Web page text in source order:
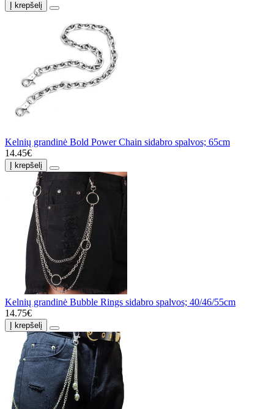
Į krepšelį
Kelnių grandinė Bold Power Chain sidabro spalvos; 65cm
14.45€
Į krepšelį
Kelnių grandinė Bubble Rings sidabro spalvos; 40/46/55cm
14.75€
Į krepšelį